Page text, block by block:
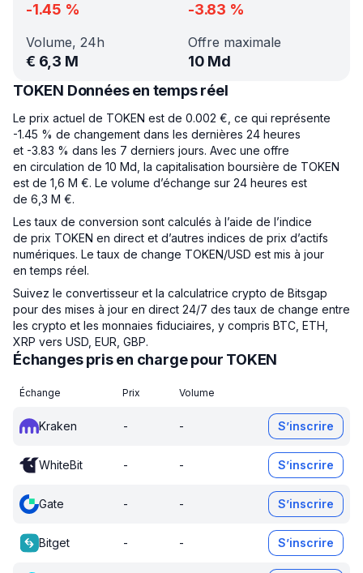
-1.45 % -3.83 %
Volume, 24h
€ 6,3 M
Offre maximale
10 Md
TOKEN Données en temps réel
Le prix actuel de TOKEN est de 0.002 €, ce qui représente
-1.45 % de changement dans les dernières 24 heures
et -3.83 % dans les 7 derniers jours. Avec une offre
en circulation de 10 Md, la capitalisation boursière de TOKEN
est de 1,6 M €. Le volume d’échange sur 24 heures est
de 6,3 M €.
Les taux de conversion sont calculés à l’aide de l’indice
de prix TOKEN en direct et d’autres indices de prix d’actifs
numériques. Le taux de change TOKEN/USD est mis à jour
en temps réel.
Suivez le convertisseur et la calculatrice crypto de Bitsgap
pour des mises à jour en direct 24/7 des taux de change entre
les crypto et les monnaies fiduciaires, y compris BTC, ETH,
XRP vers USD, EUR, GBP.
Échanges pris en charge pour TOKEN
Échange Prix Volume
Kraken - - S’inscrire
WhiteBit - - S’inscrire
Gate - - S’inscrire
Bitget - - S’inscrire